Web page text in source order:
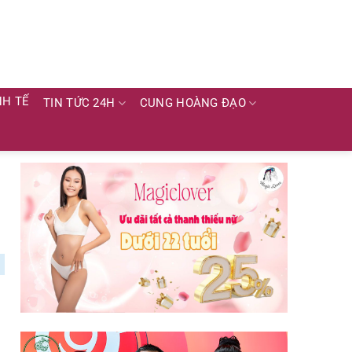
TẾ TIN TỨC 24H CUNG HOÀNG ĐẠO